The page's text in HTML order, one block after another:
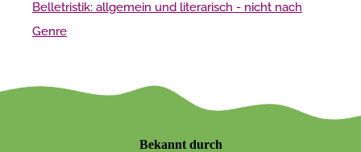
Belletristik: allgemein und literarisch - nicht nach
Genre
Bekannt durch